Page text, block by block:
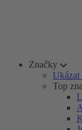
Značky
Ukázat
Top